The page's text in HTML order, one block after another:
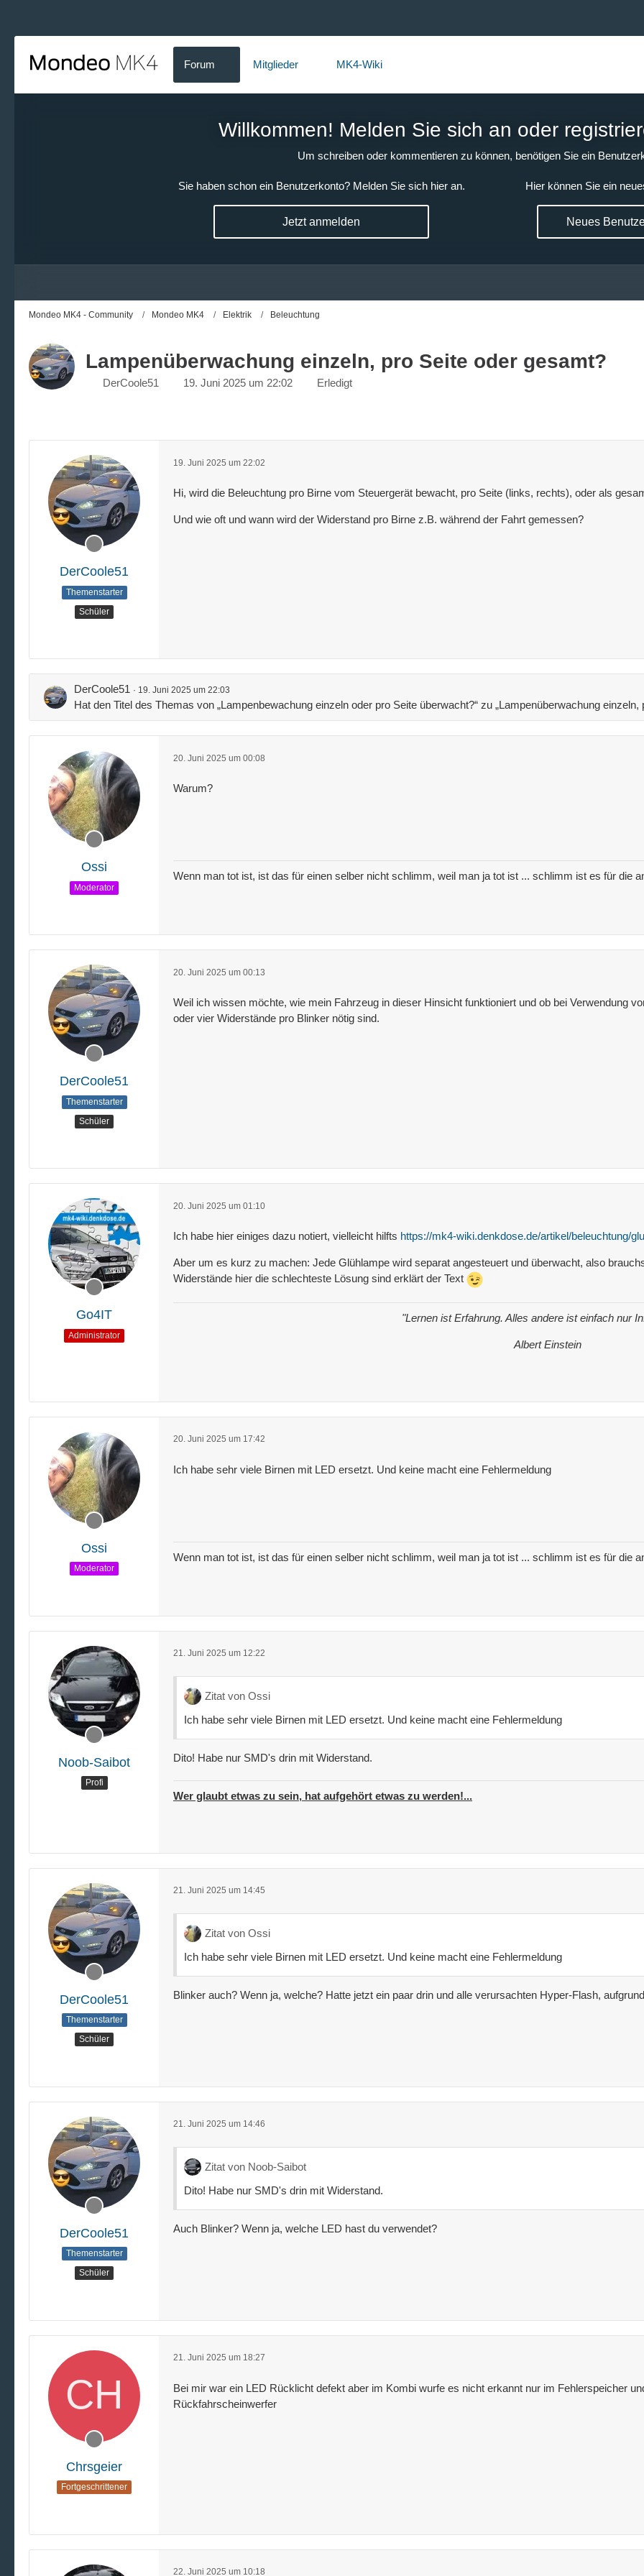
Forum Mitglieder MK4-Wiki
Willkommen! Melden Sie sich an oder
Um schreiben oder kommentieren zu können, benötigen Sie ein
Sie haben schon ein Benutzerkonto? Melden Sie sich hier an.
Jetzt anmelden
Hier können Sie ein
Neues
Mondeo MK4 - Community Mondeo MK4 Elektrik Beleuchtung
Lampenüberwachung einzeln, pro Seite oder gesamt?
DerCoole51 19. Juni 2025 um 22:02 Erledigt
DerCoole51
Themenstarter
Schüler
19. Juni 2025 um 22:02
Hi, wird die Beleuchtung pro Birne vom Steuergerät bewacht, pro Seite (links, rechts), oder als
Und wie oft und wann wird der Widerstand pro Birne z.B. während der Fahrt gemessen?
DerCoole51 19. Juni 2025 um 22:03
Hat den Titel des Themas von „Lampenbewachung einzeln oder pro Seite überwacht?“ zu „Lampenüberwachung einzeln,
Ossi
Moderator
20. Juni 2025 um 00:08
Warum?
Wenn man tot ist, ist das für einen selber nicht schlimm, weil man ja tot ist ... schlimm ist es für die
DerCoole51
Themenstarter
Schüler
20. Juni 2025 um 00:13
Weil ich wissen möchte, wie mein Fahrzeug in dieser Hinsicht funktioniert und ob bei Verwendung
oder vier Widerstände pro Blinker nötig sind.
Go4IT
Administrator
20. Juni 2025 um 01:10
Ich habe hier einiges dazu notiert, vielleicht hilfts https://mk4-wiki.denkdose.de/artikel/beleuchtung/
Aber um es kurz zu machen: Jede Glühlampe wird separat angesteuert und überwacht, also
Widerstände hier die schlechteste Lösung sind erklärt der Text
"Lernen ist Erfahrung. Alles andere ist einfach nur
Albert Einstein
Ossi
Moderator
20. Juni 2025 um 17:42
Ich habe sehr viele Birnen mit LED ersetzt. Und keine macht eine Fehlermeldung
Wenn man tot ist, ist das für einen selber nicht schlimm, weil man ja tot ist ... schlimm ist es für die
Noob-Saibot
Profi
21. Juni 2025 um 12:22
Zitat von Ossi
Ich habe sehr viele Birnen mit LED ersetzt. Und keine macht eine Fehlermeldung
Dito! Habe nur SMD's drin mit Widerstand.
Wer glaubt etwas zu sein, hat aufgehört etwas zu werden!...
DerCoole51
Themenstarter
Schüler
21. Juni 2025 um 14:45
Zitat von Ossi
Ich habe sehr viele Birnen mit LED ersetzt. Und keine macht eine Fehlermeldung
Blinker auch? Wenn ja, welche? Hatte jetzt ein paar drin und alle verursachten Hyper-Flash,
DerCoole51
Themenstarter
Schüler
21. Juni 2025 um 14:46
Zitat von Noob-Saibot
Dito! Habe nur SMD's drin mit Widerstand.
Auch Blinker? Wenn ja, welche LED hast du verwendet?
Chrsgeier
Fortgeschrittener
21. Juni 2025 um 18:27
Bei mir war ein LED Rücklicht defekt aber im Kombi wurfe es nicht erkannt nur im Fehlerspeicher
Rückfahrscheinwerfer
22. Juni 2025 um 10:18